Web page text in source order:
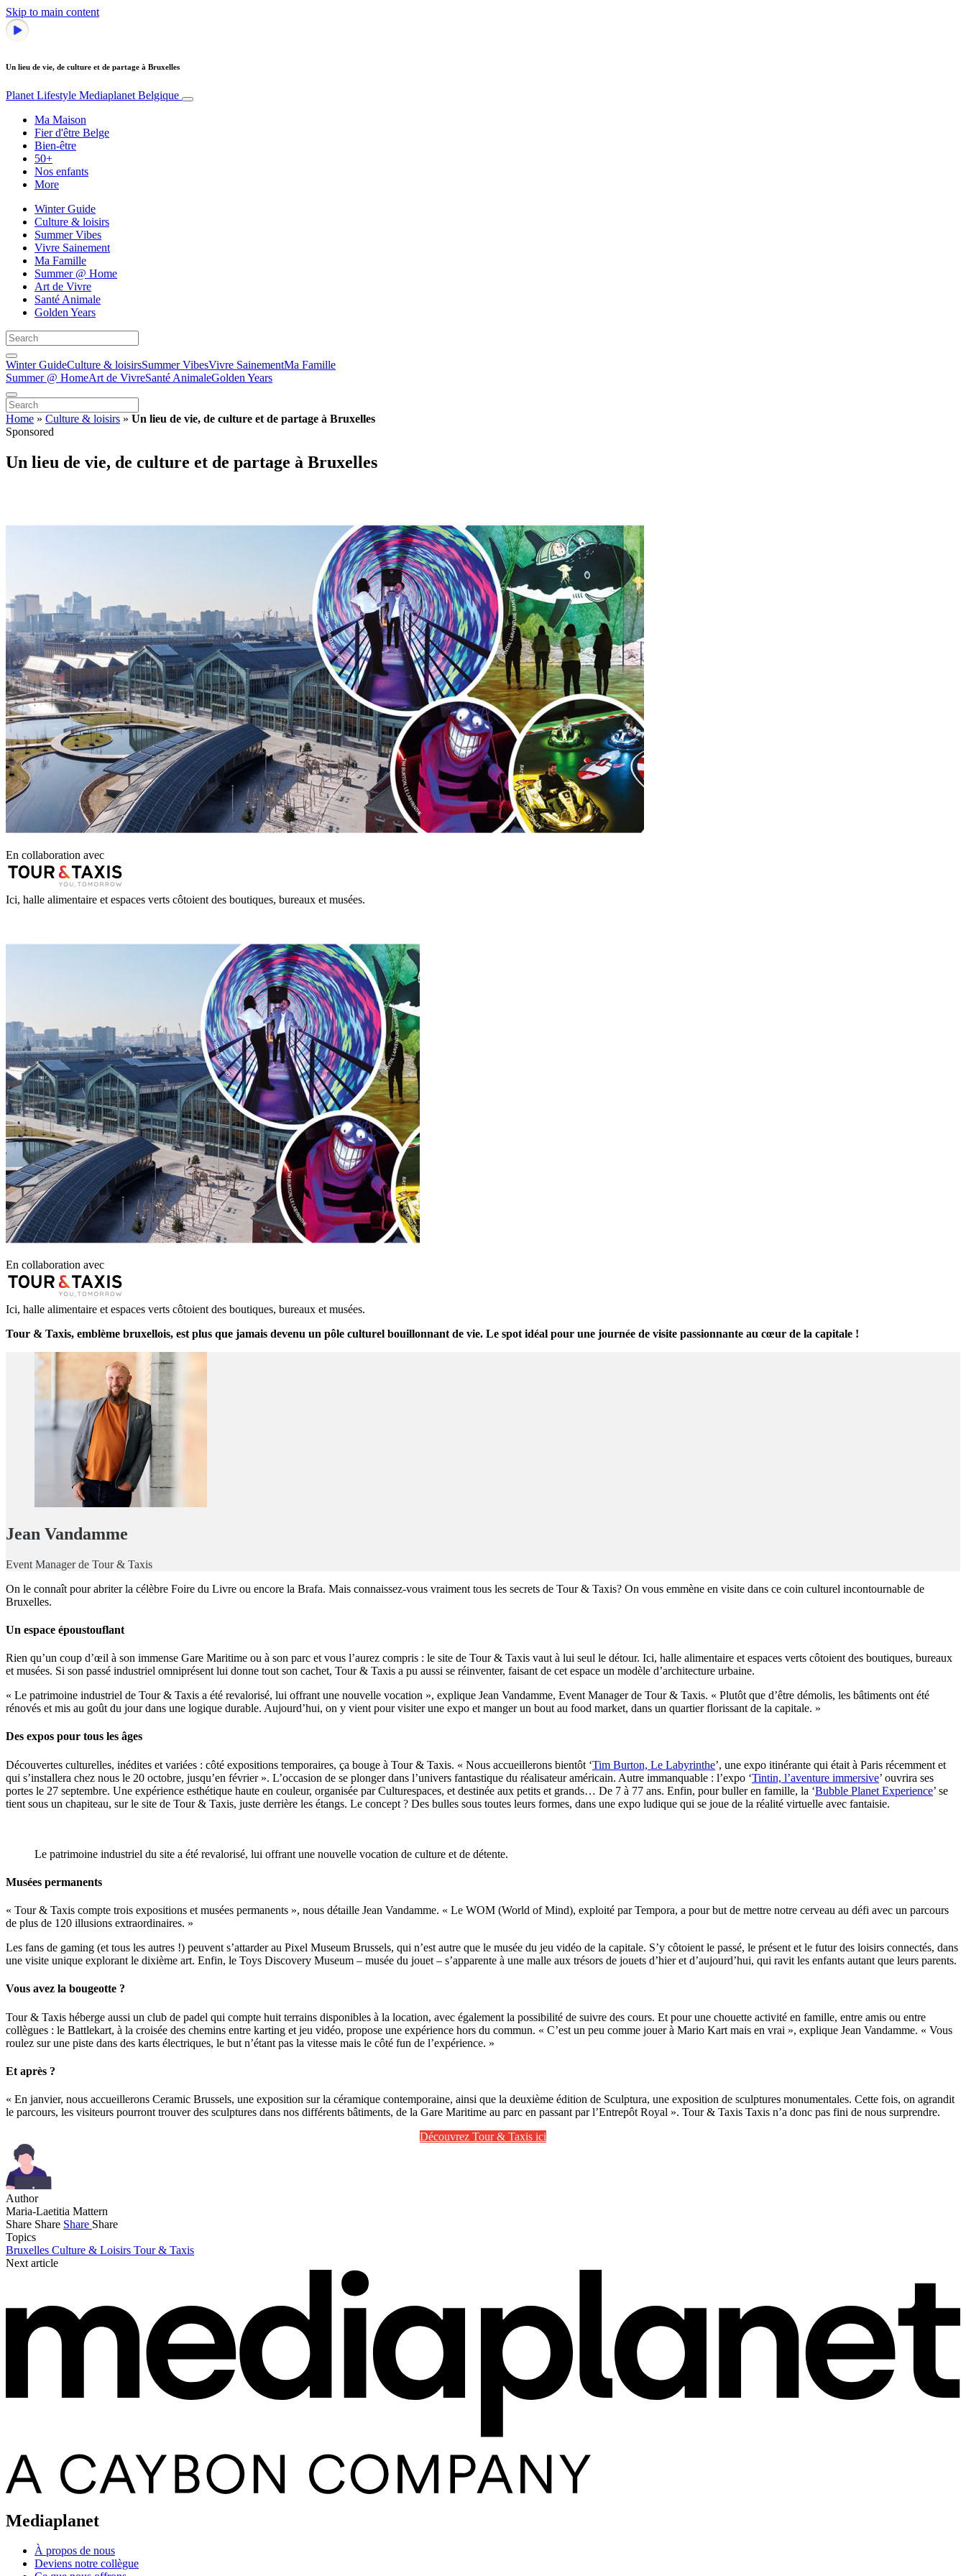
Skip to main content
Un lieu de vie, de culture et de partage à Bruxelles
Planet Lifestyle Mediaplanet Belgique
Ma Maison
Fier d'être Belge
Bien-être
50+
Nos enfants
More
Winter Guide
Culture & loisirs
Summer Vibes
Vivre Sainement
Ma Famille
Summer @ Home
Art de Vivre
Santé Animale
Golden Years
Winter GuideCulture & loisirsSummer VibesVivre SainementMa Famille
Summer @ HomeArt de VivreSanté AnimaleGolden Years
Home » Culture & loisirs » Un lieu de vie, de culture et de partage à Bruxelles
Sponsored
Un lieu de vie, de culture et de partage à Bruxelles
En collaboration avec
Ici, halle alimentaire et espaces verts côtoient des boutiques, bureaux et musées.
En collaboration avec
Ici, halle alimentaire et espaces verts côtoient des boutiques, bureaux et musées.
Tour & Taxis, emblème bruxellois, est plus que jamais devenu un pôle culturel bouillonnant de vie. Le spot idéal pour une journée de visite passionnante au cœur de la capitale !
Jean Vandamme
Event Manager de Tour & Taxis
On le connaît pour abriter la célèbre Foire du Livre ou encore la Brafa. Mais connaissez-vous vraiment tous les secrets de Tour & Taxis? On vous emmène en visite dans ce coin culturel incontournable de
Bruxelles.
Un espace époustouflant
Rien qu’un coup d’œil à son immense Gare Maritime ou à son parc et vous l’aurez compris : le site de Tour & Taxis vaut à lui seul le détour. Ici, halle alimentaire et espaces verts côtoient des boutiques, bureaux
et musées. Si son passé industriel omniprésent lui donne tout son cachet, Tour & Taxis a pu aussi se réinventer, faisant de cet espace un modèle d’architecture urbaine.
« Le patrimoine industriel de Tour & Taxis a été revalorisé, lui offrant une nouvelle vocation », explique Jean Vandamme, Event Manager de Tour & Taxis. « Plutôt que d’être démolis, les bâtiments ont été
rénovés et mis au goût du jour dans une logique durable. Aujourd’hui, on y vient pour visiter une expo et manger un bout au food market, dans un quartier florissant de la capitale. »
Des expos pour tous les âges
Découvertes culturelles, inédites et variées : côté expositions temporaires, ça bouge à Tour & Taxis. « Nous accueillerons bientôt ‘Tim Burton, Le Labyrinthe’, une expo itinérante qui était à Paris récemment et
qui s’installera chez nous le 20 octobre, jusqu’en février ». L’occasion de se plonger dans l’univers fantastique du réalisateur américain. Autre immanquable : l’expo ‘Tintin, l’aventure immersive’ ouvrira ses
portes le 27 septembre. Une expérience esthétique haute en couleur, organisée par Culturespaces, et destinée aux petits et grands… De 7 à 77 ans. Enfin, pour buller en famille, la ‘Bubble Planet Experience’ se
tient sous un chapiteau, sur le site de Tour & Taxis, juste derrière les étangs. Le concept ? Des bulles sous toutes leurs formes, dans une expo ludique qui se joue de la réalité virtuelle avec fantaisie.
Le patrimoine industriel du site a été revalorisé, lui offrant une nouvelle vocation de culture et de détente.
Musées permanents
« Tour & Taxis compte trois expositions et musées permanents », nous détaille Jean Vandamme. « Le WOM (World of Mind), exploité par Tempora, a pour but de mettre notre cerveau au défi avec un parcours
de plus de 120 illusions extraordinaires. »
Les fans de gaming (et tous les autres !) peuvent s’attarder au Pixel Museum Brussels, qui n’est autre que le musée du jeu vidéo de la capitale. S’y côtoient le passé, le présent et le futur des loisirs connectés, dans
une visite unique explorant le dixième art. Enfin, le Toys Discovery Museum – musée du jouet – s’apparente à une malle aux trésors de jouets d’hier et d’aujourd’hui, qui ravit les enfants autant que leurs parents.
Vous avez la bougeotte ?
Tour & Taxis héberge aussi un club de padel qui compte huit terrains disponibles à la location, avec également la possibilité de suivre des cours. Et pour une chouette activité en famille, entre amis ou entre
collègues : le Battlekart, à la croisée des chemins entre karting et jeu vidéo, propose une expérience hors du commun. « C’est un peu comme jouer à Mario Kart mais en vrai », explique Jean Vandamme. « Vous
roulez sur une piste dans des karts électriques, le but n’étant pas la vitesse mais le côté fun de l’expérience. »
Et après ?
« En janvier, nous accueillerons Ceramic Brussels, une exposition sur la céramique contemporaine, ainsi que la deuxième édition de Sculptura, une exposition de sculptures monumentales. Cette fois, on agrandit
le parcours, les visiteurs pourront trouver des sculptures dans nos différents bâtiments, de la Gare Maritime au parc en passant par l’Entrepôt Royal ». Tour & Taxis Taxis n’a donc pas fini de nous surprendre.
Découvrez Tour & Taxis ici
Author
Maria-Laetitia Mattern
Share Share Share Share
Topics
Bruxelles Culture & Loisirs Tour & Taxis
Next article
Mediaplanet
À propos de nous
Deviens notre collègue